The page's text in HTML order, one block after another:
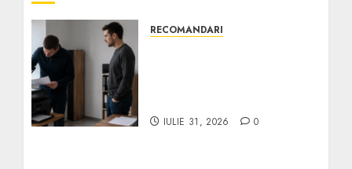
RECOMANDARI
IULIE 31, 2026 0